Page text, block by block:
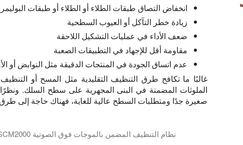
انخفاض التصاق طبقات الطلاء أو الطلاء أو طبقات البوليمر
زيادة خطر التآكل أو العيوب السطحية
ضعف الأداء في عمليات التشكيل اللاحقة
مقاومة أقل للإجهاد في التطبيقات الصعبة
عدم اتساق الجودة في المنتجات الدقيقة مثل النوابض أو
غالبًا ما تكافح طرق التنظيف التقليدية مثل المسح أو التنظيف
الملوثات المضمنة في البنى المجهرية على سطح السلك.
صغيرة جدًا ومتطلبات السطح عالية للغاية، فهناك حاجة إلى
نظام التنظيف المضمن بالموجات فوق الصوتية USCM2000 للأسلاك أو الأنبوب أو الملامح